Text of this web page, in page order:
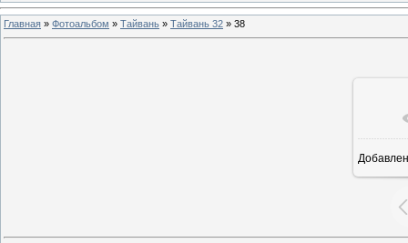
Главная » Фотоальбом » Тайвань » Тайвань 32 » 38